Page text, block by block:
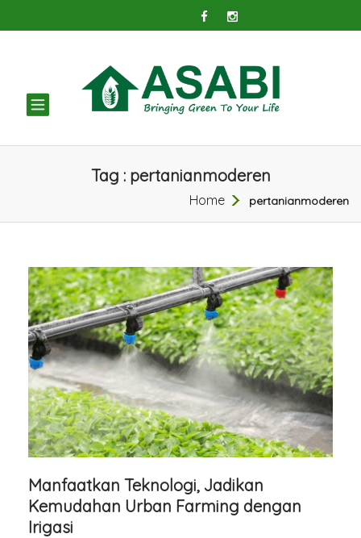
TOGGLE
NAVIGATION
Tag : pertanianmoderen
Home pertanianmoderen
Manfaatkan Teknologi, Jadikan
Kemudahan Urban Farming dengan
Irigasi